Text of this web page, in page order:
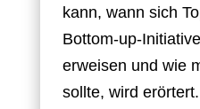
kann, wann sich
Bottom-up-
erweisen und wie
sollte, wird erörtert.